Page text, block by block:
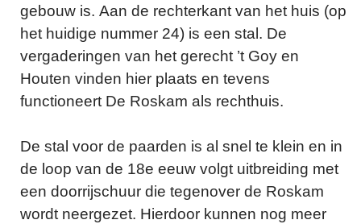
gebouw is. Aan de rechterkant van het huis (op
het huidige nummer 24) is een stal. De
vergaderingen van het gerecht ’t Goy en
Houten vinden hier plaats en tevens
functioneert De Roskam als rechthuis.
De stal voor de paarden is al snel te klein en in
de loop van de 18e eeuw volgt uitbreiding met
een doorrijschuur die tegenover de Roskam
wordt neergezet. Hierdoor kunnen nog meer